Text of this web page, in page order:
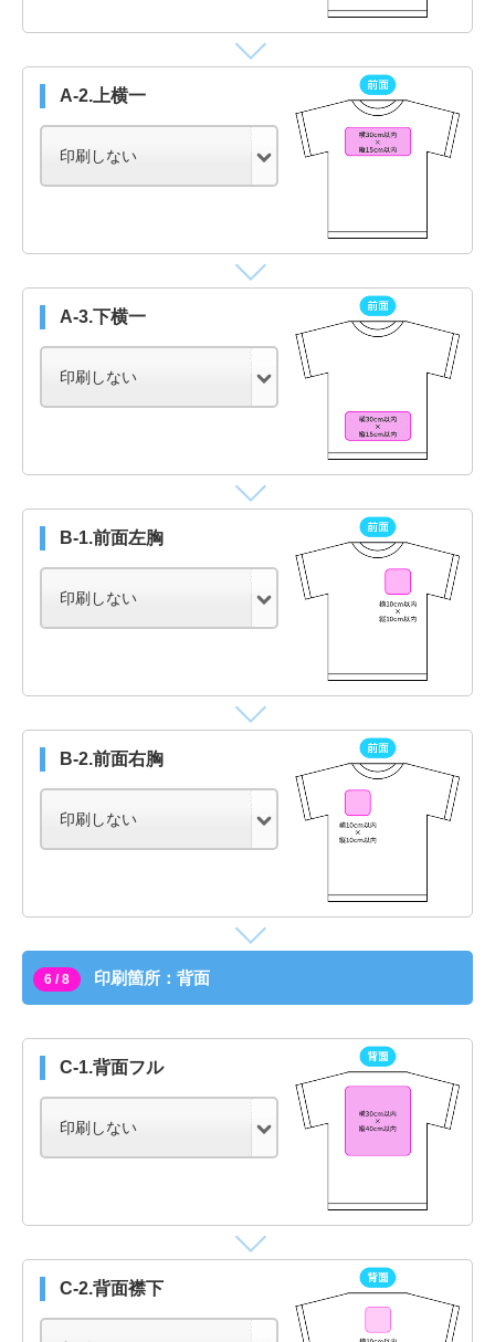
A-2.上横一
A-3.下横一
B-1.前面左胸
B-2.前面右胸
6 / 8 印刷箇所：背面
C-1.背面フル
C-2.背面襟下